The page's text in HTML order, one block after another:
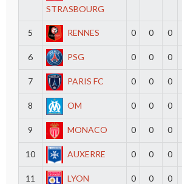
STRASBOURG
5 RENNES 0 0 0
6 PSG 0 0 0
7 PARIS FC 0 0 0
8 OM 0 0 0
9 MONACO 0 0 0
10 AUXERRE 0 0 0
11 LYON 0 0 0